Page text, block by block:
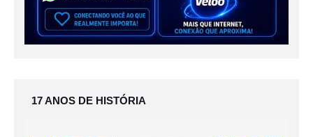
17 ANOS DE HISTÓRIA